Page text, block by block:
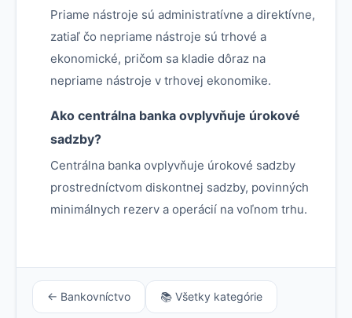
Priame nástroje sú administratívne a direktívne,
zatiaľ čo nepriame nástroje sú trhové a
ekonomické, pričom sa kladie dôraz na
nepriame nástroje v trhovej ekonomike.
Ako centrálna banka ovplyvňuje úrokové
sadzby?
Centrálna banka ovplyvňuje úrokové sadzby
prostredníctvom diskontnej sadzby, povinných
minimálnych rezerv a operácií na voľnom trhu.
← Bankovníctvo 📚 Všetky kategórie